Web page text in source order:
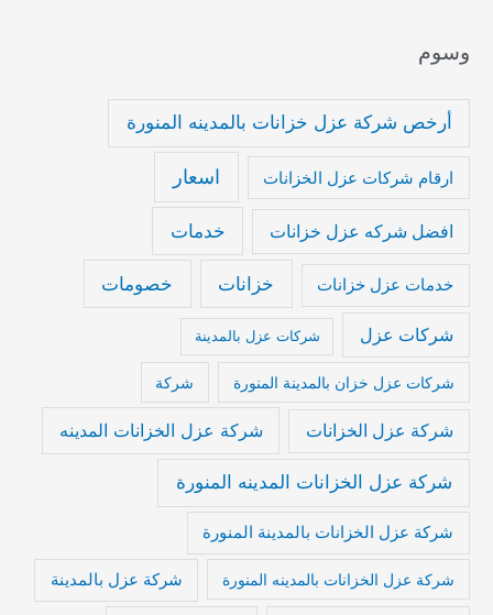
وسوم
أرخص شركة عزل خزانات بالمدينه المنورة
ارقام شركات عزل الخزانات اسعار
افضل شركه عزل خزانات خدمات
خدمات عزل خزانات خزانات خصومات
شركات عزل شركات عزل بالمدينة
شركات عزل خزان بالمدينة المنورة شركة
شركة عزل الخزانات شركة عزل الخزانات المدينه
شركة عزل الخزانات المدينه المنورة
شركة عزل الخزانات بالمدينة المنورة
شركة عزل الخزانات بالمدينه المنورة شركة عزل بالمدينة